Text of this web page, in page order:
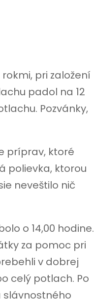
pri založení
padol na 12
Pozvánky,
príprav, ktoré
polievka, ktorou
neveštilo nič
o 14,00 hodine.
za pomoc pri
v dobrej
celý potlach. Po
slávnostného